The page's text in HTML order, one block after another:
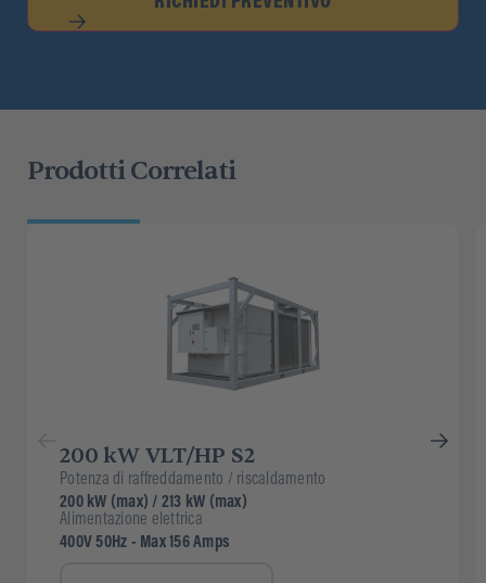
Prodotti Correlati
200 kW VLT/HP S2
Potenza di raffreddamento / riscaldamento
200 kW (max) / 213 kW (max)
Alimentazione elettrica
400V 50Hz - Max 156 Amps